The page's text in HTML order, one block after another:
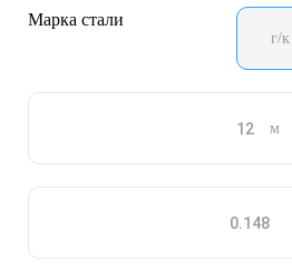
Марка стали
г/к
м